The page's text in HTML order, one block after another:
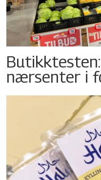
nærsenter i